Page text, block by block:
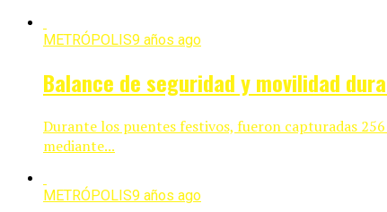
METRÓPOLIS9 años ago
Balance de seguridad y movilidad
Durante los puentes festivos, fueron capturadas
mediante...
METRÓPOLIS9 años ago